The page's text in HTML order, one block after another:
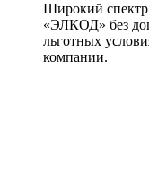
Широкий спектр
«ЭЛКОД» без
льготных
компании.